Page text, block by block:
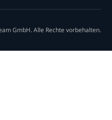
GmbH. Alle Rechte vorbehalten.